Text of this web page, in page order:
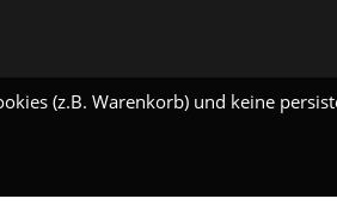
(z.B. Warenkorb) und keine